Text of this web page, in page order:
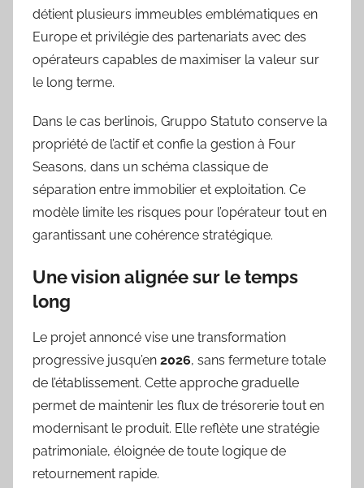
détient plusieurs immeubles emblématiques en
Europe et privilégie des partenariats avec des
opérateurs capables de maximiser la valeur sur
le long terme.
Dans le cas berlinois, Gruppo Statuto conserve la
propriété de l’actif et confie la gestion à Four
Seasons, dans un schéma classique de
séparation entre immobilier et exploitation. Ce
modèle limite les risques pour l’opérateur tout en
garantissant une cohérence stratégique.
Une vision alignée sur le temps
long
Le projet annoncé vise une transformation
progressive jusqu’en 2026, sans fermeture totale
de l’établissement. Cette approche graduelle
permet de maintenir les flux de trésorerie tout en
modernisant le produit. Elle reflète une stratégie
patrimoniale, éloignée de toute logique de
retournement rapide.